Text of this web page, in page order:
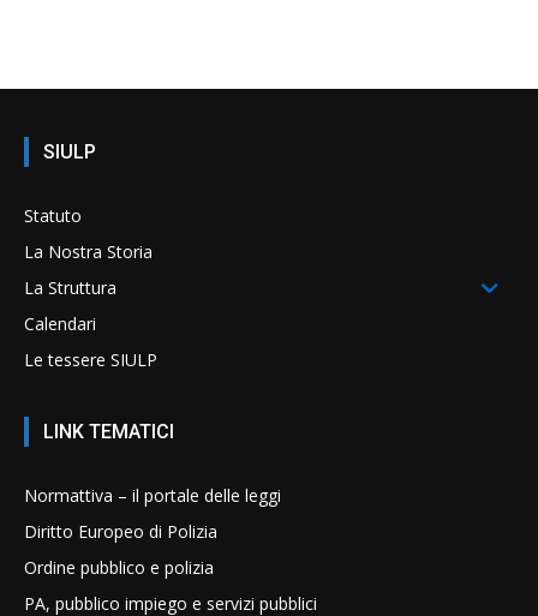
SIULP
Statuto
La Nostra Storia
La Struttura
Calendari
Le tessere SIULP
LINK TEMATICI
Normattiva – il portale delle leggi
Diritto Europeo di Polizia
Ordine pubblico e polizia
PA, pubblico impiego e servizi pubblici